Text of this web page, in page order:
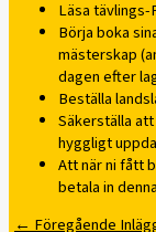
Läsa tävlings-
Börja boka
mästerskap
dagen efter
Beställa
Säkerställa
hyggligt
Att när ni fått
betala in
←Föregående